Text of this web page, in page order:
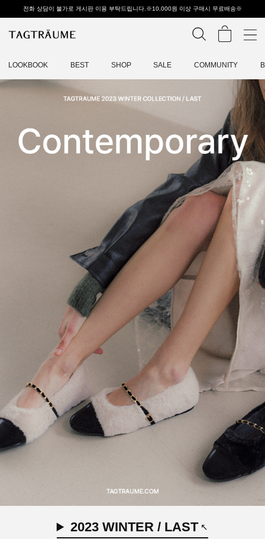
전화 상담이 불가로 게시판 이용 부탁드립니다.※10,000원 이상 구매시 무료배송※
LOOKBOOK BEST SHOP SALE COMMUNITY
2023 WINTER / LAST